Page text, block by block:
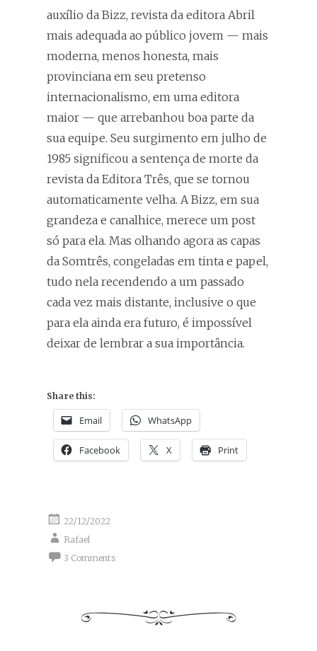
auxílio da Bizz, revista da editora Abril
mais adequada ao público jovem — mais
moderna, menos honesta, mais
provinciana em seu pretenso
internacionalismo, em uma editora
maior — que arrebanhou boa parte da
sua equipe. Seu surgimento em julho de
1985 significou a sentença de morte da
revista da Editora Três, que se tornou
automaticamente velha. A Bizz, em sua
grandeza e canalhice, merece um post
só para ela. Mas olhando agora as capas
da Somtrês, congeladas em tinta e papel,
tudo nela recendendo a um passado
cada vez mais distante, inclusive o que
para ela ainda era futuro, é impossível
deixar de lembrar a sua importância.
Share this:
Email WhatsApp
Facebook X Print
22/12/2022
Rafael
3 Comments